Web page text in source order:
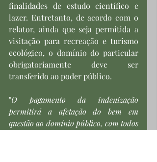
finalidades de estudo científico e
lazer. Entretanto, de acordo com o
relator, ainda que seja permitida a
visitação para recreação e turismo
ecológico, o domínio do particular
obrigatoriamente deve ser
transferido ao poder público.
"O pagamento da indenização
permitirá a afetação do bem em
questão ao domínio público, com todos